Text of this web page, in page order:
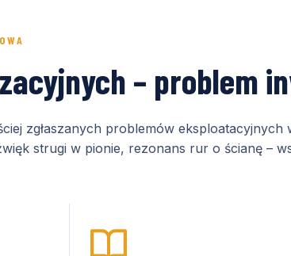
– problem
zgłaszanych problemów
strugi w pionie, rezonans rur o ścianę –